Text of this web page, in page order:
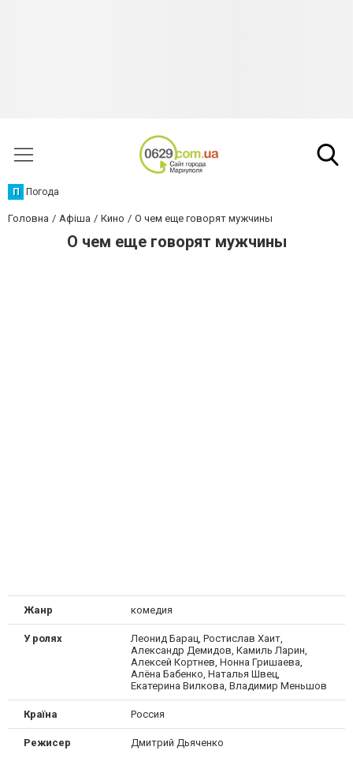
П Погода
Головна Афіша Кино О чем еще говорят мужчины
О чем еще говорят мужчины
Жанр комедия
У ролях
Леонид Барац, Ростислав Хаит,
Александр Демидов, Камиль Ларин,
Алексей Кортнев, Нонна Гришаева,
Алёна Бабенко, Наталья Швец,
Екатерина Вилкова, Владимир Меньшов
Країна Россия
Режисер Дмитрий Дьяченко